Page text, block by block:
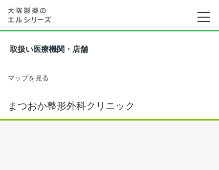
取扱い医療機関・店舗
マップを見る
まつおか整形外科クリニック